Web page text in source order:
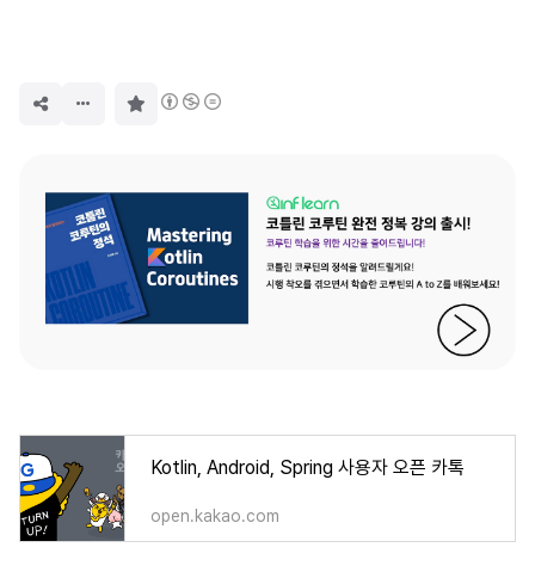
Kotlin, Android, Spring 사용자 오픈 카톡
open.kakao.com